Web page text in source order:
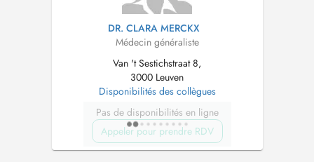
DR. CLARA MERCKX
Médecin généraliste
Van 't Sestichstraat 8,
3000 Leuven
Disponibilités des collègues
Pas de disponibilités en ligne
Appeler pour prendre RDV